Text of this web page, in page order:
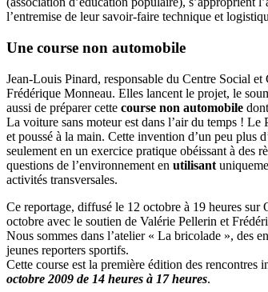
l’entremise de leur savoir-faire technique et
Une course non automobile
Jean-Louis Pinard, responsable du Centre Social
Frédérique Monneau. Elles lancent le projet, le
aussi de préparer cette course non automobile
La voiture sans moteur est dans l’air du temps ! Le
et poussé à la main. Cette invention d’un peu plus
seulement en un exercice pratique obéissant à des
questions de l’environnement en utilisant
activités transversales.
Ce reportage, diffusé le 12 octobre à 19 heures sur
octobre avec le soutien de Valérie Pellerin et
Nous sommes dans l’atelier « La bricolade », des
jeunes reporters sportifs.
Cette course est la première édition des rencontres
octobre 2009 de 14 heures à 17 heures.